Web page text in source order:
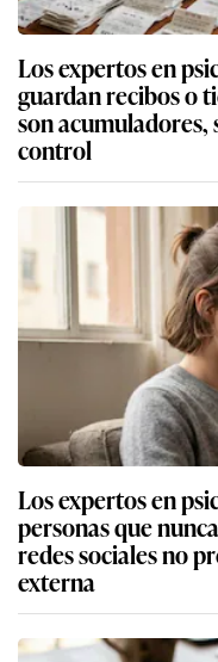
Los expertos en
guardan recibos o
son acumuladores,
control
Los expertos en
personas que
redes sociales no
externa